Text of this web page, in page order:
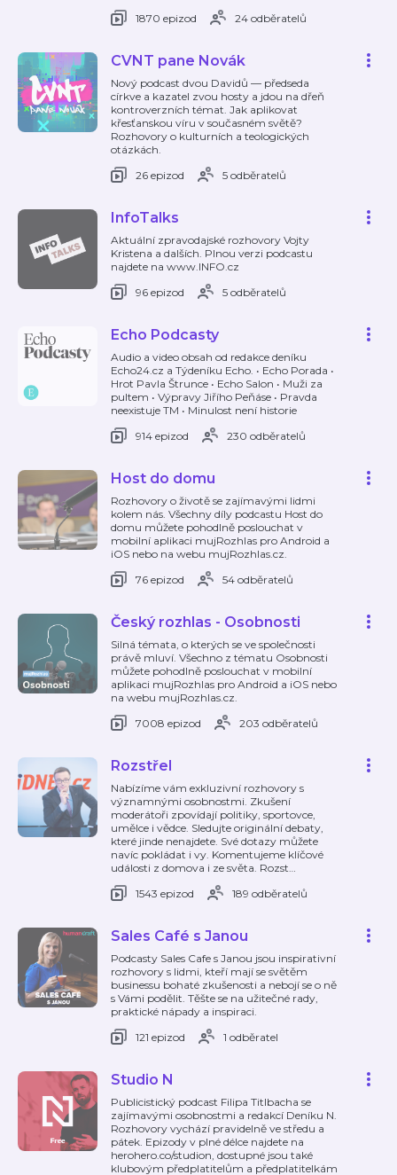
1870 epizod
24 odběratelů
CVNT pane Novák
Nový podcast dvou Davidů — předseda
církve a kazatel zvou hosty a jdou na dřeň
kontroverzních témat. Jak aplikovat
křesťanskou víru v současném světě?
Rozhovory o kulturních a teologických
otázkách.
26 epizod
5 odběratelů
InfoTalks
Aktuální zpravodajské rozhovory Vojty
Kristena a dalších. Plnou verzi podcastu
najdete na www.INFO.cz
96 epizod
5 odběratelů
Echo Podcasty
Audio a video obsah od redakce deníku
Echo24.cz a Týdeníku Echo. • Echo Porada •
Hrot Pavla Štrunce • Echo Salon • Muži za
pultem • Výpravy Jiřího Peňáse • Pravda
neexistuje TM • Minulost není historie
914 epizod
230 odběratelů
Host do domu
Rozhovory o životě se zajímavými lidmi
kolem nás. Všechny díly podcastu Host do
domu můžete pohodlně poslouchat v
mobilní aplikaci mujRozhlas pro Android a
iOS nebo na webu mujRozhlas.cz.
76 epizod
54 odběratelů
Český rozhlas - Osobnosti
Silná témata, o kterých se ve společnosti
právě mluví. Všechno z tématu Osobnosti
můžete pohodlně poslouchat v mobilní
aplikaci mujRozhlas pro Android a iOS nebo
na webu mujRozhlas.cz.
7008 epizod
203 odběratelů
Rozstřel
Nabízíme vám exkluzivní rozhovory s
významnými osobnostmi. Zkušení
moderátoři zpovídají politiky, sportovce,
umělce i vědce. Sledujte originální debaty,
které jinde nenajdete. Své dotazy můžete
navíc pokládat i vy. Komentujeme klíčové
události z domova i ze světa. Rozst…
1543 epizod
189 odběratelů
Sales Café s Janou
Podcasty Sales Cafe s Janou jsou inspirativní
rozhovory s lidmi, kteří mají se světěm
businessu bohaté zkušenosti a nebojí se o ně
s Vámi podělit. Těšte se na užitečné rady,
praktické nápady a inspiraci.
121 epizod
1 odběratel
Studio N
Publicistický podcast Filipa Titlbacha se
zajímavými osobnostmi a redakcí Deníku N.
Rozhovory vychází pravidelně ve středu a
pátek. Epizody v plné délce najdete na
herohero.co/studion, dostupné jsou také
klubovým předplatitelům a předplatitelkám